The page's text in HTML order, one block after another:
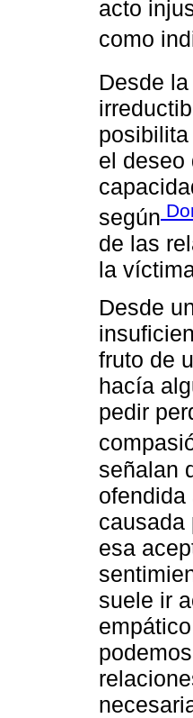
acto
como
Desde
el deseo
según
de las
la
Desde
fruto de
hacía
pedir
señalan
ofendida
causada
esa
suele ir